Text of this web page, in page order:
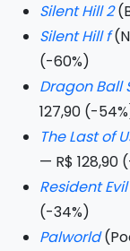
Silent Hill 2
Silent Hill f
(-60%)
Dragon Ball
127,90 (-
The Last of
— R$ 128,90
Resident
(-34%)
Palworld